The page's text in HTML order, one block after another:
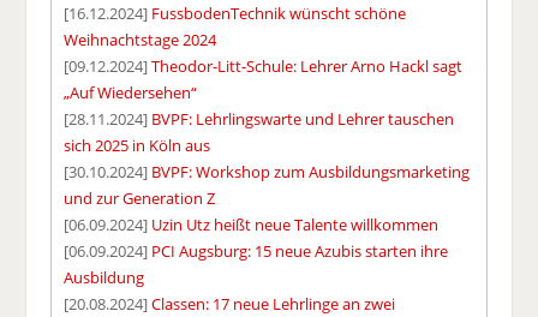
[16.12.2024] FussbodenTechnik wünscht schöne
Weihnachtstage 2024
[09.12.2024]Theodor-Litt-Schule: Lehrer Arno Hackl sagt
„Auf Wiedersehen“
[28.11.2024] BVPF: Lehrlingswarte und Lehrer tauschen
sich 2025 in Köln aus
[30.10.2024] BVPF: Workshop zum Ausbildungsmarketing
und zur Generation Z
[06.09.2024] Uzin Utz heißt neue Talente willkommen
[06.09.2024] PCI Augsburg: 15 neue Azubis starten ihre
Ausbildung
[20.08.2024]Classen: 17 neue Lehrlinge an zwei